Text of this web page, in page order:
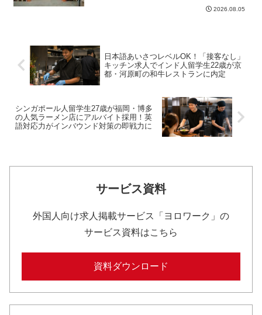
ル」でも採用できた外国人採用成功事
2026.08.05
日本語あいさつレベルOK！「接客なし」
キッチン求人でインド人留学生22歳が京
都・河原町の和牛レストランに内定
シンガポール人留学生27歳が福岡・博多
の人気ラーメン店にアルバイト採用！英
語対応力がインバウンド対策の即戦力に
サービス資料
外国人向け求人掲載サービス「ヨロワーク」の
サービス資料はこちら
資料ダウンロード